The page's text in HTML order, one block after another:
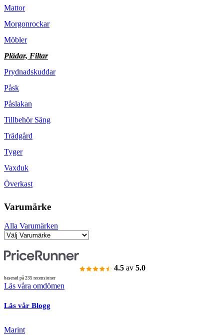
Mattor
Morgonrockar
Möbler
Plädar, Filtar
Prydnadskuddar
Påsk
Påslakan
Tillbehör Säng
Trädgård
Tyger
Vaxduk
Överkast
Varumärke
Alla Varumärken
4.5 av 5.0
baserad på 235 recensioner
Läs våra omdömen
Läs vår Blogg
Marint